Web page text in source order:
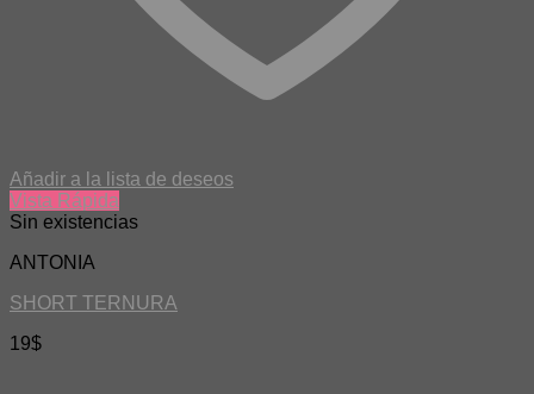
Añadir a la lista de deseos
Vista Rápida
Sin existencias
ANTONIA
SHORT TERNURA
19$